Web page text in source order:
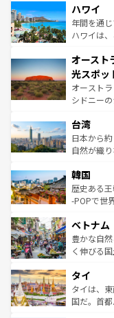
着のスイス
のような
ンメント
西部には
部のニュ
文化が魅
しみなが
るだろう
情報は
ハワイ
年間を通
ハワイは
ワイ島は
島だが、
おすすめ
文化や歴
人々、お
ク、伝統
っている
はコンテン
オースト
光スポッ
オースト
シドニー
リアリー
ク）、タ
ど、見ど
いる。ア
ビング、
い。オー
参照してほ
台湾
日本から
自然が織
ン）、静
と山間の
驚きをも
容にもい
照してほ
韓国
歴史ある
-POPで世
き、地方
できる。
まで、さ
リティに
覧を参照
ベトナム
豊かな自
く伸びる
急速な発
ーチミン
醸し出し
タイ
タイは、
国だ。首